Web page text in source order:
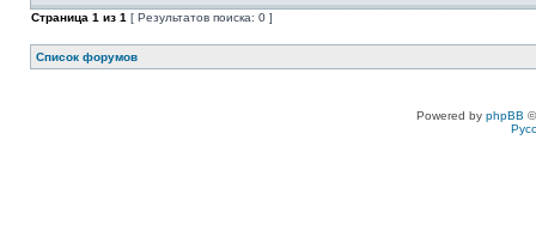
Страница 1 из 1 [ Результатов поиска: 0 ]
Список форумов
Powered by phpBB